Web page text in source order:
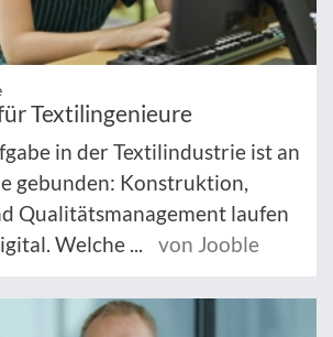
Textilingenieure
in der Textilindustrie ist an
gebunden: Konstruktion,
Qualitätsmanagement laufen
Welche ...
von Jooble